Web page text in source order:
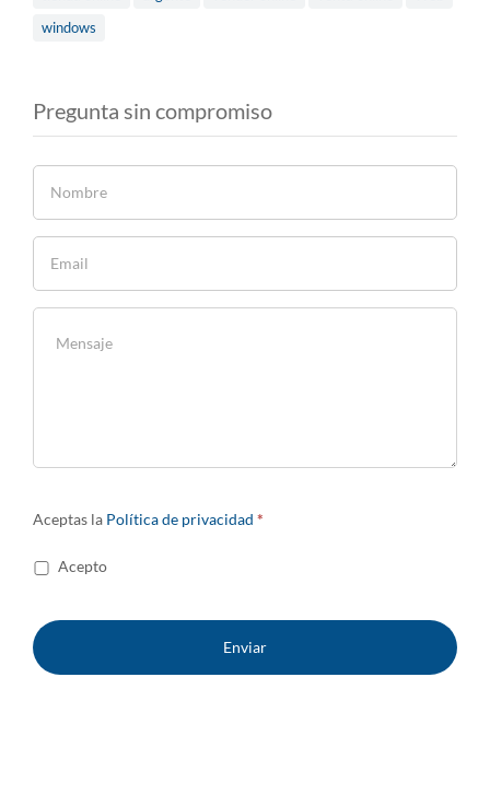
windows
Pregunta sin compromiso
Aceptas la Política de privacidad *
Acepto